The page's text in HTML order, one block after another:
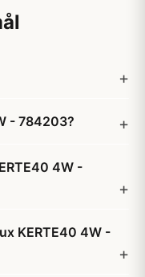
- 784203?
4W -
KERTE40 4W -